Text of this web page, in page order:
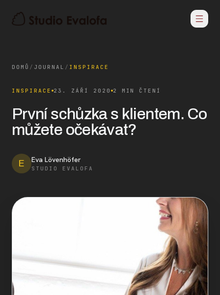
DOMŮ / JOURNAL / INSPIRACE
INSPIRACE 23. ZÁŘÍ 2020 2 MIN ČTENÍ
První schůzka s klientem. Co
můžete očekávat?
E Eva Lövenhöfer
STUDIO EVALOFA